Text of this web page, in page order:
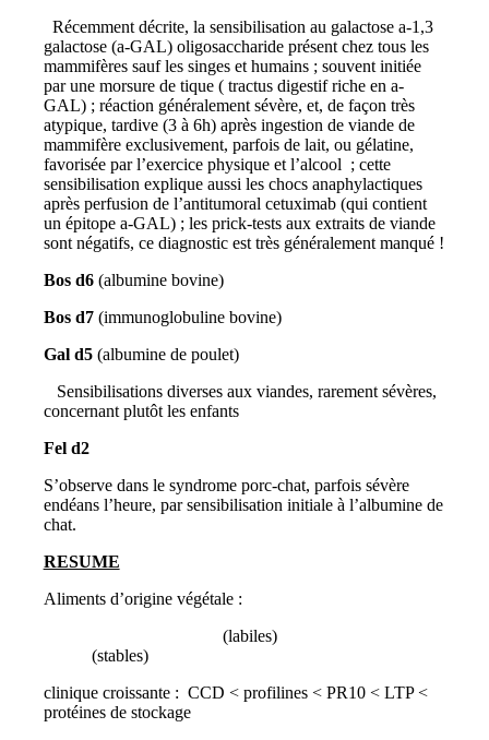
Récemment décrite, la sensibilisation au galactose a-1,3
galactose (a-GAL) oligosaccharide présent chez tous les
mammifères sauf les singes et humains ; souvent initiée
par une morsure de tique ( tractus digestif riche en a-
GAL) ; réaction généralement sévère, et, de façon très
atypique, tardive (3 à 6h) après ingestion de viande de
mammifère exclusivement, parfois de lait, ou gélatine,
favorisée par l’exercice physique et l’alcool ; cette
sensibilisation explique aussi les chocs anaphylactiques
après perfusion de l’antitumoral cetuximab (qui contient
un épitope a-GAL) ; les prick-tests aux extraits de viande
sont négatifs, ce diagnostic est très généralement manqué !
Bos d6(albumine bovine)
Bos d7(immunoglobuline bovine)
Gal d5(albumine de poulet)
Sensibilisations diverses aux viandes, rarement sévères,
concernant plutôt les enfants
Fel d2
S’observe dans le syndrome porc-chat, parfois sévère
endéans l’heure, par sensibilisation initiale à l’albumine de
chat.
RESUME
Aliments d’origine végétale :
(labiles)
(stables)
clinique croissante : CCD < profilines < PR10 < LTP <
protéines de stockage